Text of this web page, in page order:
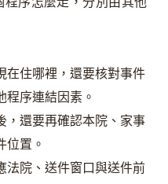
在住哪裡，還要核對事件
程序連結因素。
，還要再確認本院、家事
位置。
法院、送件窗口與送件前